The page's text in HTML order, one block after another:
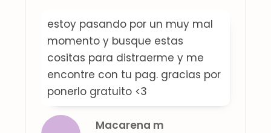
estoy pasando por un muy mal
momento y busque estas
cositas para distraerme y me
encontre con tu pag. gracias por
ponerlo gratuito <3
Macarena m